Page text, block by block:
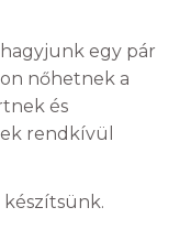
egy pár
nőhetnek a
és
rendkívül